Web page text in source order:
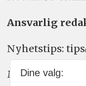
Ansvarlig
Nyhetstips:
Meninger:
Dine valg: